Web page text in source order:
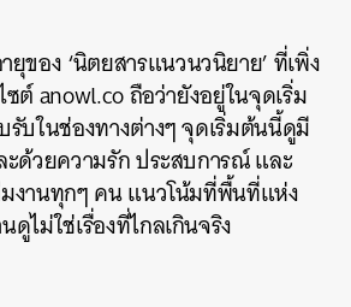
ของ ‘นิตยสารแนวนวนิยาย’ ที่เพิ่ง
ต์ anowl.co ถือว่ายังอยู่ในจุดเริ่ม
บในช่องทางต่างๆ จุดเริ่มต้นนี้ดูมี
ด้วยความรัก ประสบการณ์ และ
งานทุกๆ คน แนวโน้มที่พื้นที่แห่ง
ไม่ใช่เรื่องที่ไกลเกินจริง